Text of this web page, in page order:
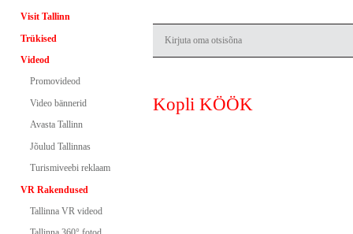
Visit Tallinn
Trükised
Videod
Promovideod
Video bännerid
Avasta Tallinn
Jõulud Tallinnas
Turismiveebi reklaam
VR Rakendused
Tallinna VR videod
Kopli KÖÖK